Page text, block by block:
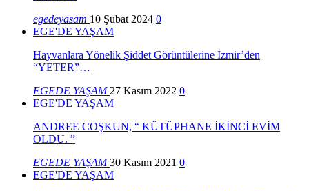
egedeyasam 10 Şubat 2024 0
EGE'DE YAŞAM
Hayvanlara Yönelik Şiddet Görüntülerine İzmir’den
“YETER”…
EGEDE YAŞAM 27 Kasım 2022 0
EGE'DE YAŞAM
ANDREE COŞKUN, “ KÜTÜPHANE İKİNCİ EVİM
OLDU. ”
EGEDE YAŞAM30 Kasım 2021 0
EGE'DE YAŞAM